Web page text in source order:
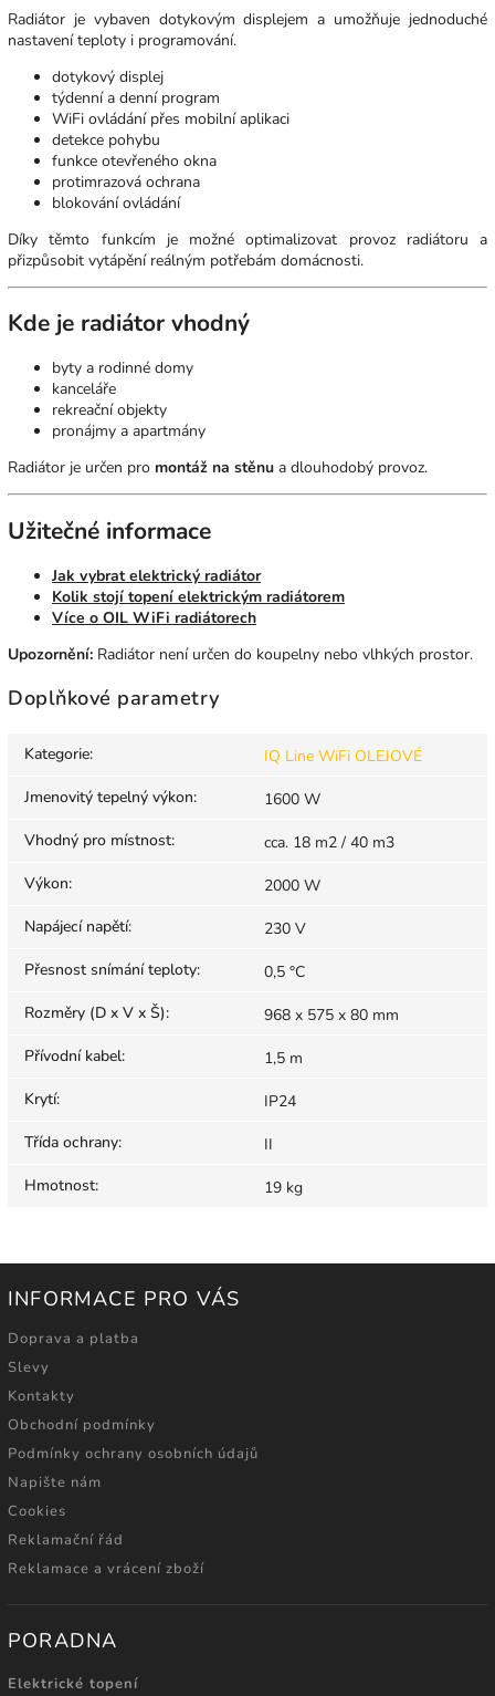
Radiátor je vybaven dotykovým displejem a umožňuje jednoduché
nastavení teploty i programování.
dotykový displej
týdenní a denní program
WiFi ovládání přes mobilní aplikaci
detekce pohybu
funkce otevřeného okna
protimrazová ochrana
blokování ovládání
Díky těmto funkcím je možné optimalizovat provoz radiátoru a
přizpůsobit vytápění reálným potřebám domácnosti.
Kde je radiátor vhodný
byty a rodinné domy
kanceláře
rekreační objekty
pronájmy a apartmány
Radiátor je určen pro montáž na stěnu a dlouhodobý provoz.
Užitečné informace
Jak vybrat elektrický radiátor
Kolik stojí topení elektrickým radiátorem
Více o OIL WiFi radiátorech
Upozornění: Radiátor není určen do koupelny nebo vlhkých prostor.
Doplňkové parametry
Kategorie:
IQ Line WiFi OLEJOVÉ
Jmenovitý tepelný výkon:
1600 W
Vhodný pro místnost:
cca. 18 m2 / 40 m3
Výkon:
2000 W
Napájecí napětí:
230 V
Přesnost snímání teploty:
0,5 °C
Rozměry (D x V x Š):
968 x 575 x 80 mm
Přívodní kabel:
1,5 m
Krytí:
IP24
Třída ochrany:
II
Hmotnost: 19 kg
INFORMACE PRO VÁS
Doprava a platba
Slevy
Kontakty
Obchodní podmínky
Podmínky ochrany osobních údajů
Napište nám
Cookies
Reklamační řád
Reklamace a vrácení zboží
PORADNA
Elektrické topení